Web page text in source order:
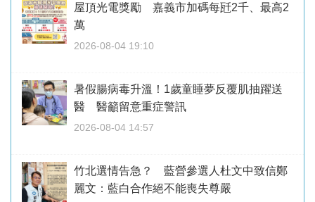
屋頂光電獎勵 嘉義市加碼每瓩2千、最高2
萬
2026-08-04 19:10
暑假腸病毒升溫！1歲童睡夢反覆肌抽躍送
醫 醫籲留意重症警訊
2026-08-04 14:57
竹北選情告急？ 藍營參選人杜文中致信鄭
麗文：藍白合作絕不能喪失尊嚴